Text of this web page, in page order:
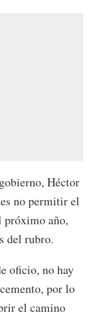
Héctor
no permitir el
próximo año,
del rubro.
oficio, no hay
por lo
el camino